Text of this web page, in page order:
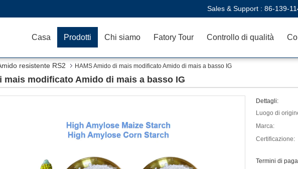
Sales & Support : 86-139-
Casa Prodotti Chi siamo Fatory Tour Controllo di qualità
resistente RS2 HAMS Amido di mais modificato Amido di mais a basso IG
mais modificato Amido di mais a basso IG
Dettagli:
Luogo di
Marca:
Certificazione:
Termini di